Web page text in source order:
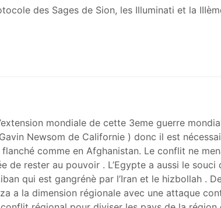
des Sages de Sion, les Illuminati et la
mondiale de cette 3eme guerre
Newsom de Californie ) donc il est
comme en Afghanistan. Le conflit ne
de rester au pouvoir . L’Egypte a aussi le souci
qui est gangrénè par l’Iran et le hizbollah .
a la dimension régionale avec une attaque